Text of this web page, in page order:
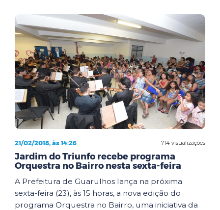
714 visualizações
21/02/2018, às 14:26
Jardim do Triunfo recebe programa
Orquestra no Bairro nesta sexta-feira
A Prefeitura de Guarulhos lança na próxima
sexta-feira (23), às 15 horas, a nova edição do
programa Orquestra no Bairro, uma iniciativa da